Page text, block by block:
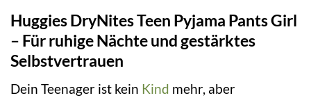
Huggies DryNites Teen Pyjama Pants Girl
– Für ruhige Nächte und gestärktes
Selbstvertrauen
Dein Teenager ist kein Kind mehr, aber